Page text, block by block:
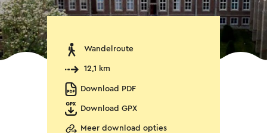
Wandelroute
12,1 km
Download PDF
Download GPX
Meer download opties